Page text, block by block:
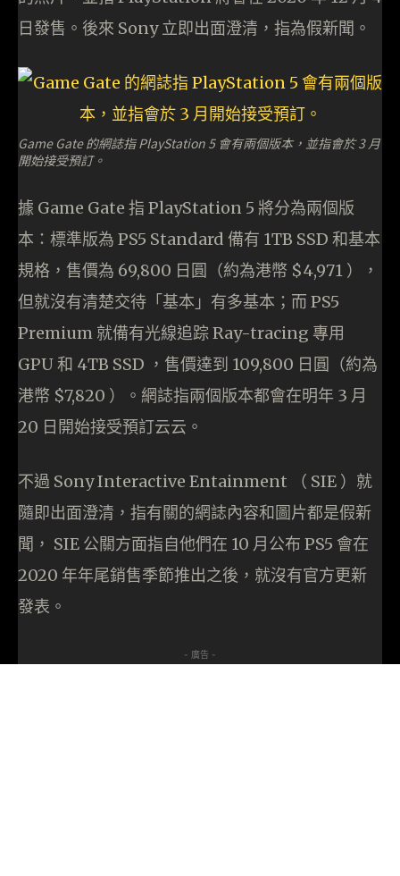
日發售。後來 Sony 立即出面澄清，指為假新聞。
Game Gate 的網誌指 PlayStation 5 會有兩個版本，並指會於 3 月
開始接受預訂。
據 Game Gate 指 PlayStation 5 將分為兩個版
本：標準版為 PS5 Standard 備有 1TB SSD 和基本
規格，售價為 69,800 日圓（約為港幣 $4,971 ），
但就沒有清楚交待「基本」有多基本；而 PS5
Premium 就備有光線追踪 Ray-tracing 專用
GPU 和 4TB SSD ，售價達到 109,800 日圓（約為
港幣 $7,820 ）。網誌指兩個版本都會在明年 3 月
20 日開始接受預訂云云。
不過 Sony Interactive Entainment （ SIE ）就
隨即出面澄清，指有關的網誌內容和圖片都是假新
聞， SIE 公關方面指自他們在 10 月公布 PS5 會在
2020 年年尾銷售季節推出之後，就沒有官方更新
發表。
- 廣告 -